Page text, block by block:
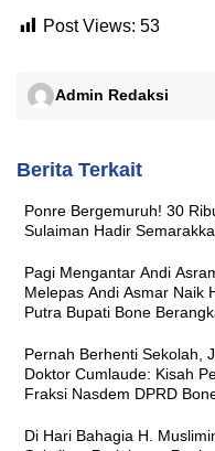
Post Views: 53
Admin Redaksi
Berita Terkait
Ponre Bergemuruh! 30
Sulaiman Hadir
Pagi Mengantar Andi
Melepas Andi Asmar Naik
Putra Bupati Bone
Pernah Berhenti Sekolah,
Doktor Cumlaude: Kisah
Fraksi Nasdem DPRD
Di Hari Bahagia H.